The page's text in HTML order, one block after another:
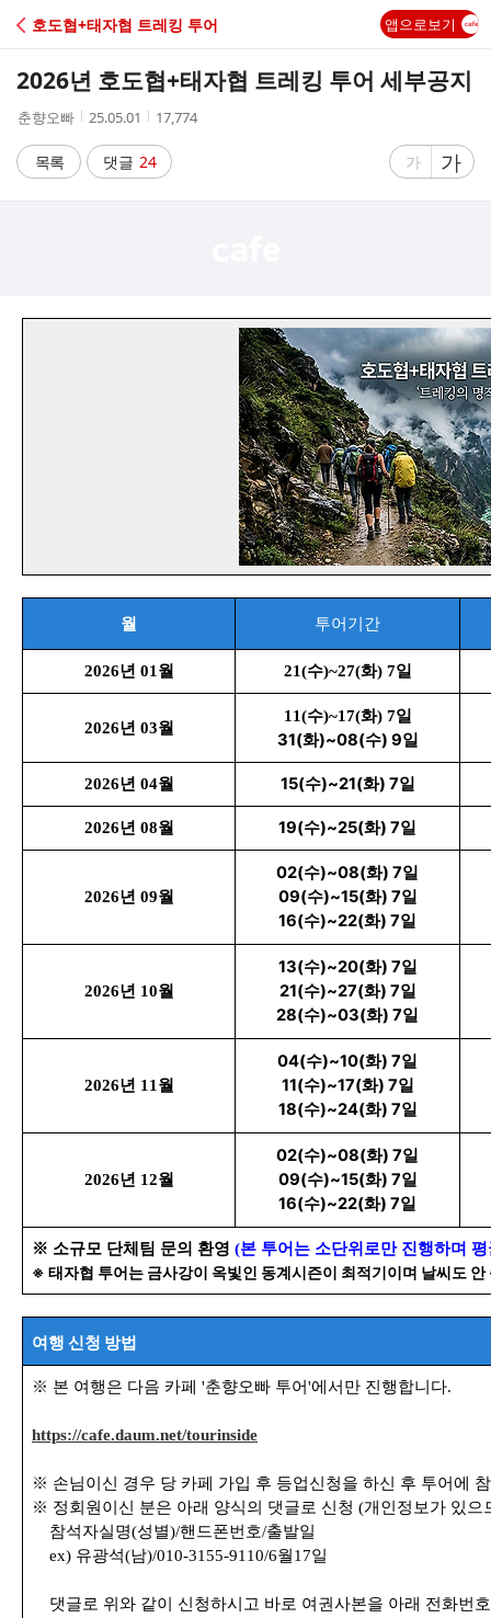
C
A
호도협+태자협 트레킹 투어 앱으로보기
2026년 호도협+태자협 트레킹 투어 세부공지
작
자
춘향오빠
작
시
간
25.05.01
조
수
17,774
목록 댓글 24
글
게
가
글
자
게
가
월 투어기간
2026년 01월 21(수)~27(화) 7일
2026년 03월
11(수)~17(화) 7일
31(화)~08(수) 9일
2026년 04월 15(수)~21(화) 7일
2026년 08월 19(수)~25(화) 7일
2026년 09월
02(수)~08(화) 7일
09(수)~15(화) 7일
16(수)~22(화) 7일
2026년 10월
13(수)~20(화) 7일
21(수)~27(화) 7일
28(수)~03(화) 7일
2026년 11월
04(수)~10(화) 7일
11(수)~17(화) 7일
18(수)~24(화) 7일
2026년 12월
02(수)~08(화) 7일
09(수)~15(화) 7일
16(수)~22(화) 7일
※ 소규모 단체팀 문의 환영 (본 투어는 소단위로만 진행하며
※ 태자협 투어는 금사강이 옥빛인 동계시즌이 최적기이며 날씨도
여행 신청 방법
※ 본 여행은 다음 카페 '춘향오빠 투어'에서만 진행합니다.
https://cafe.daum.net/tourinside
※ 손님이신 경우 당 카페 가입 후 등업신청을 하신 후 투어에
※ 정회원이신 분은 아래 양식의 댓글로 신청 (개인정보가 있으
참석자실명(성별)/핸드폰번호/출발일
ex) 유광석(남)/010-3155-9110/6월17일
댓글로 위와 같이 신청하시고 바로 여권사본을 아래 전화번